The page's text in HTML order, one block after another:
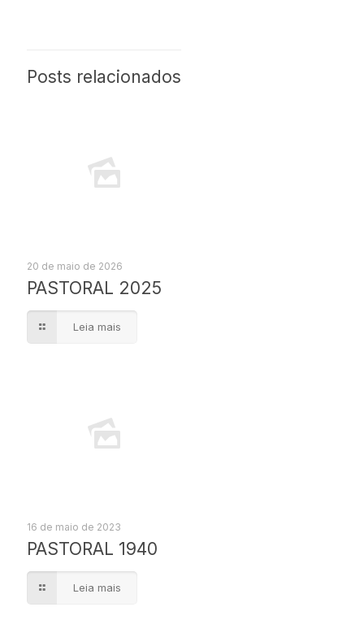
Posts relacionados
20 de maio de 2026
PASTORAL 2025
Leia mais
16 de maio de 2023
PASTORAL 1940
Leia mais